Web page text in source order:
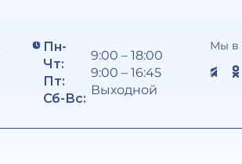
Пн-
Чт:
Пт:
Сб-Вс:
9:00 – 18:00
9:00 – 16:45
Выходной
Мы в